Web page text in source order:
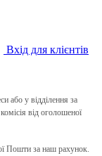
Вхід для клієнтів
або у відділення за
від оголошеної
Пошти за наш рахунок.